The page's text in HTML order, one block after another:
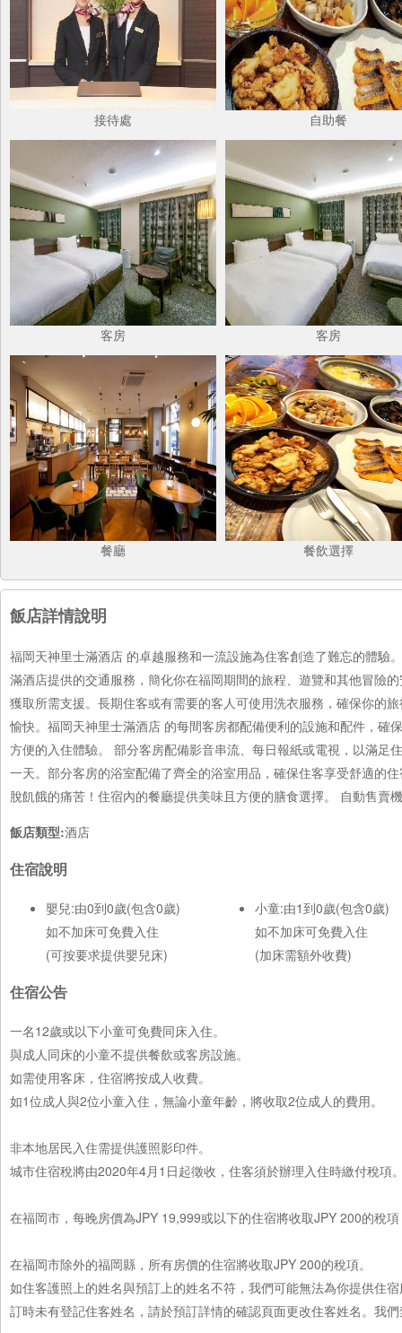
接待處 自助餐
客房 客房
餐廳 餐飲選擇
飯店詳情說明
福岡天神里士滿酒店 的卓越服務和一流設施為住客創造了難忘的體
滿酒店提供的交通服務，簡化你在福岡期間的旅程、遊覽和其他冒險
獲取所需支援。長期住客或有需要的客人可使用洗衣服務，確保你的
愉快。福岡天神里士滿酒店 的每間客房都配備便利的設施和配件，
方便的入住體驗。 部分客房配備影音串流、每日報紙或電視，以滿
一天。部分客房的浴室配備了齊全的浴室用品，確保住客享受舒適的
脫飢餓的痛苦！住宿內的餐廳提供美味且方便的膳食選擇。 自動售賣
飯店類型:酒店
住宿說明
嬰兒:由0到0歲(包含0歲)
如不加床可免費入住
(可按要求提供嬰兒床)
小童:由1到0歲(包含0歲)
如不加床可免費入住
(加床需額外收費)
住宿公告
一名12歲或以下小童可免費同床入住。
與成人同床的小童不提供餐飲或客房設施。
如需使用客床，住宿將按成人收費。
如1位成人與2位小童入住，無論小童年齡，將收取2位成人的費用。
非本地居民入住需提供護照影印件。
城市住宿稅將由2020年4月1日起徵收，住客須於辦理入住時繳付稅項
在福岡市，每晚房價為JPY 19,999或以下的住宿將收取JPY 200的稅
在福岡市除外的福岡縣，所有房價的住宿將收取JPY 200的稅項。
如住客護照上的姓名與預訂上的姓名不符，我們可能無法為你提供住
訂時未有登記住客姓名，請於預訂詳情的確認頁面更改住客姓名。我